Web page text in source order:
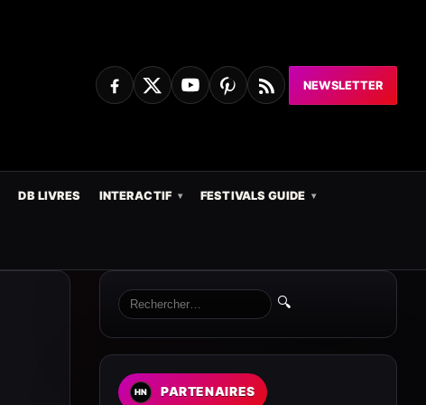
NEWSLETTER
DB LIVRES INTERACTIF FESTIVALS GUIDE
🔍
PARTENAIRES